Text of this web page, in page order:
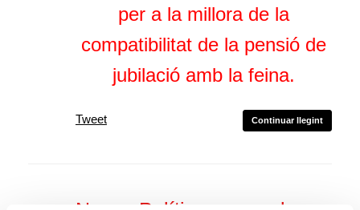
per a la millora de la
compatibilitat de la pensió de
jubilació amb la feina.
Continuar llegint
Tweet